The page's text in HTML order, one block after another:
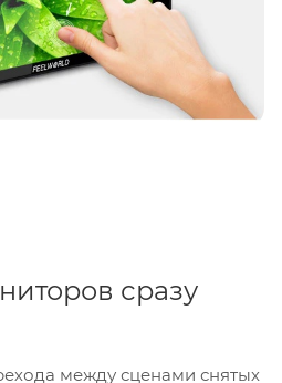
предотвратить случайные
накамерный монитор
очень удобным и
уверены, что вы полюбите
сразу
между сценами снятых